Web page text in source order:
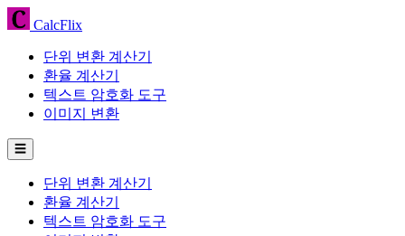
CalcFlix
단위 변환 계산기
환율 계산기
텍스트 암호화 도구
이미지 변환
☰
단위 변환 계산기
환율 계산기
텍스트 암호화 도구